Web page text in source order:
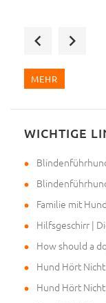
MEHR
WICHTIGE
Familie mit
Hilfsgeschirr |
How should a
Hund Hört
Hund Hört